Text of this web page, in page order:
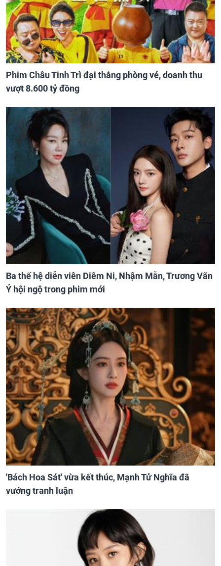
Phim Châu Tinh Trì đại thắng phòng vé, doanh thu
vượt 8.600 tỷ đồng
Ba thế hệ diễn viên Diêm Ni, Nhậm Mẫn, Trương Vãn
Ý hội ngộ trong phim mới
'Bách Hoa Sát' vừa kết thúc, Mạnh Tử Nghĩa đã
vướng tranh luận